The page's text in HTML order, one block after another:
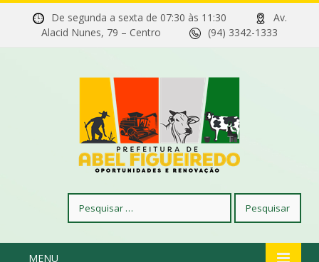
De segunda a sexta de 07:30 às 11:30
Av.
Alacid Nunes, 79 – Centro
(94) 3342-1333
por:
MENU